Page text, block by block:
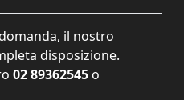
il nostro
disposizione.
02 89362545 o